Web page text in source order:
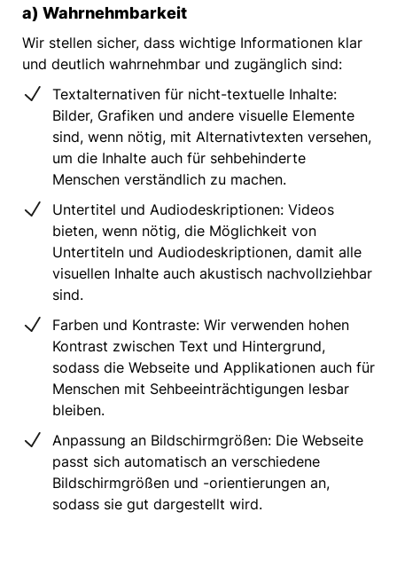
a) Wahrnehmbarkeit
Wir stellen sicher, dass wichtige Informationen klar
und deutlich wahrnehmbar und zugänglich sind:
Textalternativen für nicht-textuelle Inhalte:
Bilder, Grafiken und andere visuelle Elemente
sind, wenn nötig, mit Alternativtexten versehen,
um die Inhalte auch für sehbehinderte
Menschen verständlich zu machen.
Untertitel und Audiodeskriptionen: Videos
bieten, wenn nötig, die Möglichkeit von
Untertiteln und Audiodeskriptionen, damit alle
visuellen Inhalte auch akustisch nachvollziehbar
sind.
Farben und Kontraste: Wir verwenden hohen
Kontrast zwischen Text und Hintergrund,
sodass die Webseite und Applikationen auch für
Menschen mit Sehbeeinträchtigungen lesbar
bleiben.
Anpassung an Bildschirmgrößen: Die Webseite
passt sich automatisch an verschiedene
Bildschirmgrößen und -orientierungen an,
sodass sie gut dargestellt wird.